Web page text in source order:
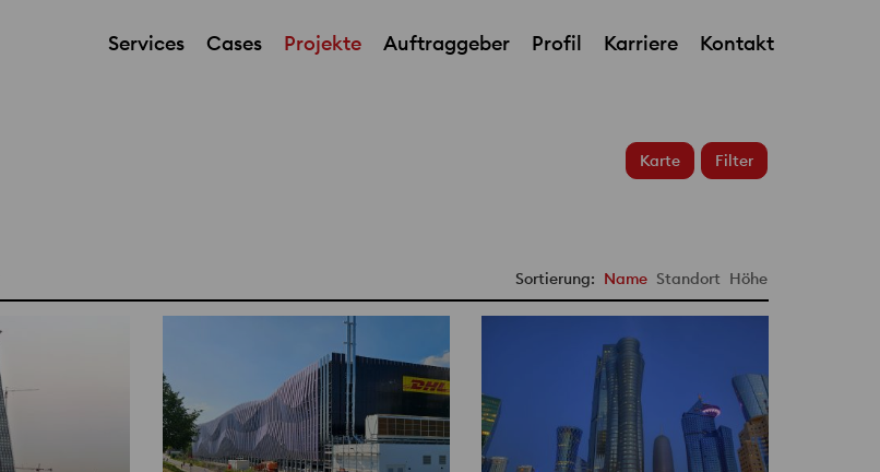
Services Cases Projekte Auftraggeber Profil Karriere Kontakt
Karte Filter
Sortierung: Name Standort Höhe